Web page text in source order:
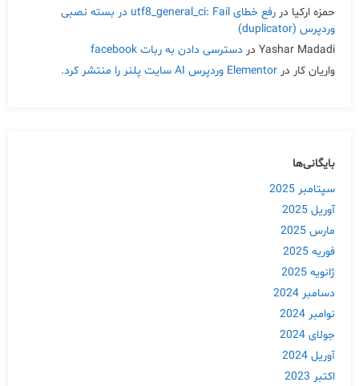
حمزه ارکیا در
رفع خطای utf8_general_ci: Fail در بسته نصبی
وردپرس (duplicator)
Yashar Madadi در دسترسی دادن به ربات facebook
واریان کار در Elementor وردپرس AI سایت پلنر را منتشر کرد.
بایگانی‌ها
سپتامبر 2025
آوریل 2025
مارس 2025
فوریه 2025
ژانویه 2025
دسامبر 2024
نوامبر 2024
جولای 2024
آوریل 2024
اکتبر 2023